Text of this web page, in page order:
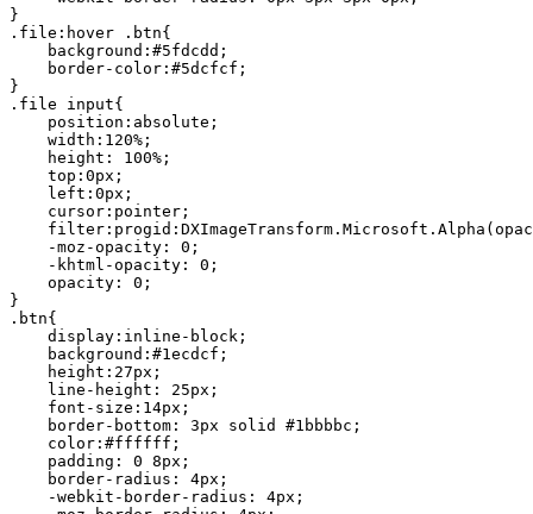
}
.file:hover .btn{
    background:#5fdcdd;
    border-color:#5dcfcf;
}
.file input{
    position:absolute;
    width:120%;
    height: 100%;
    top:0px;
    left:0px;
    cursor:pointer;
    -moz-opacity: 0;
    -khtml-opacity: 0;
    opacity: 0;
}
.btn{
    display:inline-block;
    background:#1ecdcf;
    height:27px;
    line-height: 25px;
    font-size:14px;
    border-bottom: 3px solid #1bbbbc;
    color:#ffffff;
    padding: 0 8px;
    border-radius: 4px;
    -webkit-border-radius: 4px;